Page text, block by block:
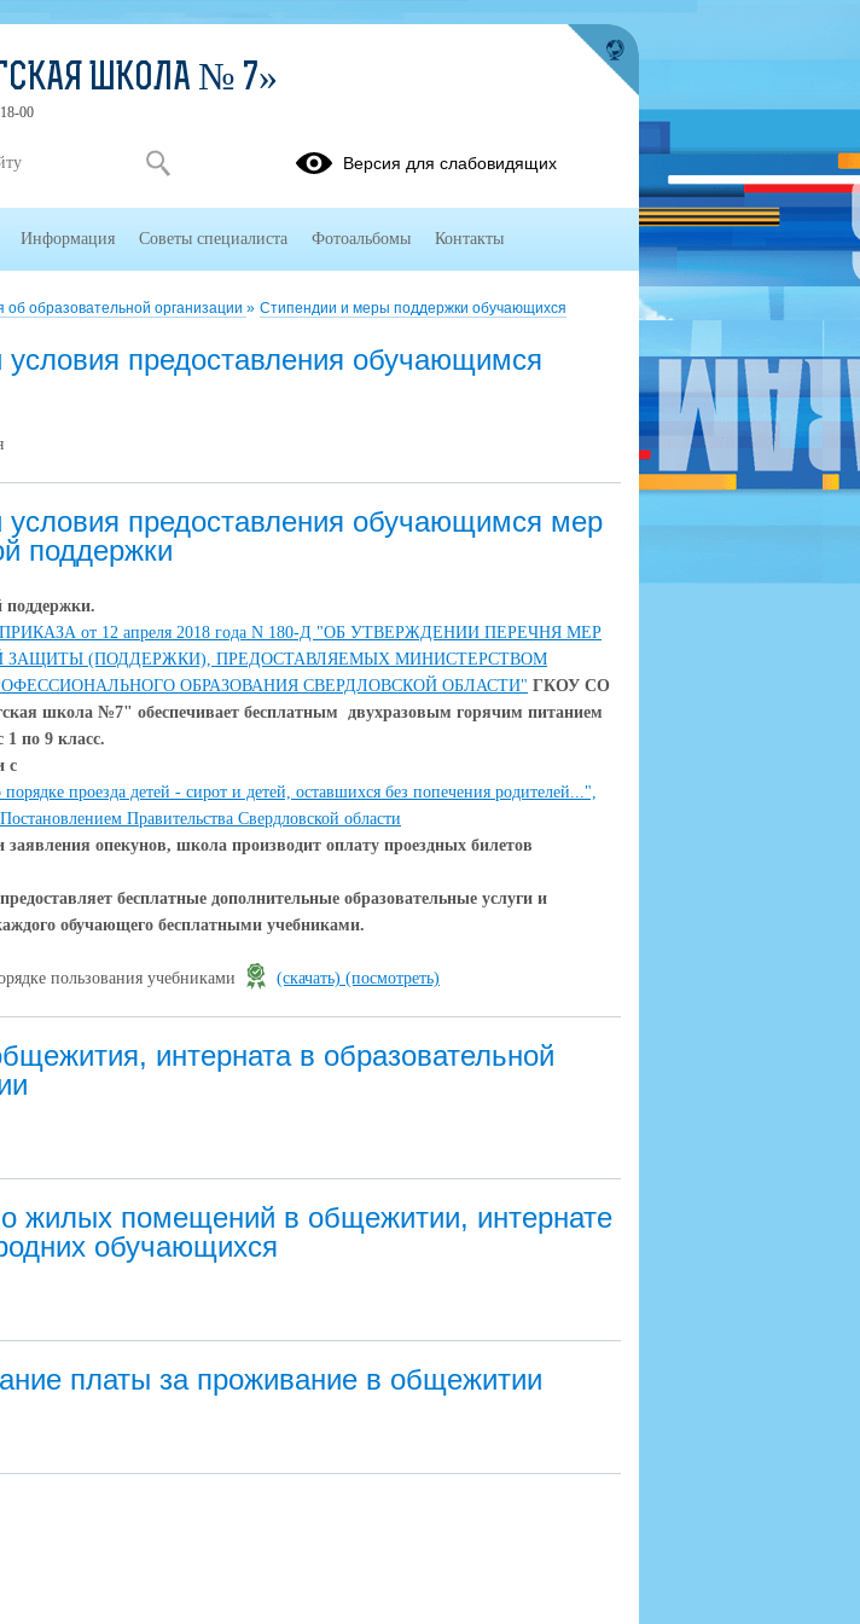
об образовательной организации » Стипендии и меры поддержки обучающихся
условия предоставления обучающимся
условия предоставления обучающимся мер
поддержки
ПРИКАЗА от 12 апреля 2018 года N 180-Д "ОБ УТВЕРЖДЕНИИ ПЕРЕЧНЯ МЕР
ЗАЩИТЫ (ПОДДЕРЖКИ), ПРЕДОСТАВЛЯЕМЫХ МИНИСТЕРСТВОМ
ОБРАЗОВАНИЯ СВЕРДЛОВСКОЙ ОБЛАСТИ" ГКОУ СО
школа №7" обеспечивает бесплатным двухразовым горячим питанием
по 9 класс.
с
проезда детей - сирот и детей, оставшихся без попечения родителей...",
Правительства Свердловской области
заявления опекунов, школа производит оплату проездных билетов
бесплатные дополнительные образовательные услуги и
обучающего бесплатными учебниками.
пользования учебниками (скачать) (посмотреть)
интерната в образовательной
жилых помещений в общежитии, интернате
обучающихся
платы за проживание в общежитии
ШКОЛА № 7»
00
Версия для слабовидящих
Информация Советы специалиста Фотоальбомы Контакты